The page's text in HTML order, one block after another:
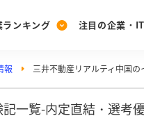
[27卒] 本選考体
ランキング
みんなのDX企業
注目の企業・
報 三井不動産リアルティ中国
一覧-内定直結・選考